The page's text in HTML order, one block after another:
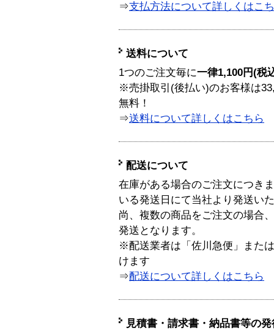
⇒支払方法について詳しくはこ
送料について
1つのご注文毎に一律1,100円(税
※売掛取引(後払い)のお客様は
無料！
⇒送料について詳しくはこちら
配送について
在庫がある場合のご注文につき
いる発送日にて当社より発送い
尚、複数の商品をご注文の場合
発送となります。
※配送業者は「佐川急便」また
けます
⇒配送について詳しくはこちら
見積書・請求書・納品書等の